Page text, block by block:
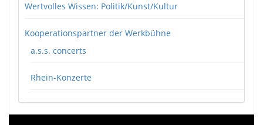
Wertvolles Wissen: Politik/Kunst/Kultur
Kooperationspartner der Werkbühne
a.s.s. concerts
Rhein-Konzerte